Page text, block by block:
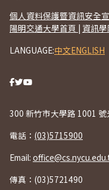
個人資料保護暨資訊安全
陽明交通大學首頁 | 資訊學
LANGUAGE:中文ENGLISH
300 新竹市大學路 1001
電話： (03)5715900
Email:
傳真：(03)5721490